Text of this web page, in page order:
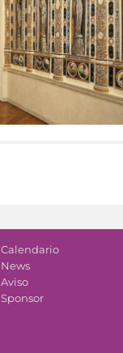
Calendario
News
Aviso
Sponsor